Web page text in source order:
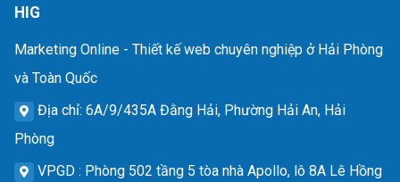
HIG
Marketing Online - Thiết kế web chuyên nghiệp ở Hải Phòng
và Toàn Quốc
Địa chỉ: 6A/9/435A Đằng Hải, Phường Hải An, Hải
Phòng
VPGD : Phòng 502 tầng 5 tòa nhà Apollo, lô 8A Lê Hồng